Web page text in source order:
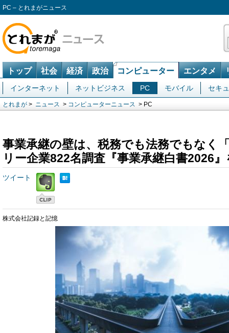
PC – とれまがニュース
トップ 社会 経済 政治 コンピューター エンタメ
インターネット ネットビジネス PC モバイル セキ
とれまが > ニュース > コンピューターニュース > PC
事業承継の壁は、税務でも法務でもなく
リー企業822名調査『事業承継白書2026
ツイート
株式会社記録と記憶